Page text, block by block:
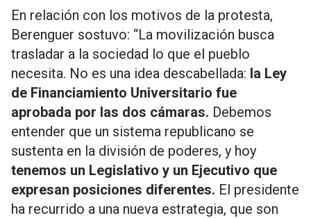
En relación con los motivos de la protesta,
Berenguer sostuvo: “La movilización busca
trasladar a la sociedad lo que el pueblo
necesita. No es una idea descabellada: la Ley
de Financiamiento Universitario fue
aprobada por las dos cámaras. Debemos
entender que un sistema republicano se
sustenta en la división de poderes, y hoy
tenemos un Legislativo y un Ejecutivo que
expresan posiciones diferentes. El presidente
ha recurrido a una nueva estrategia, que son